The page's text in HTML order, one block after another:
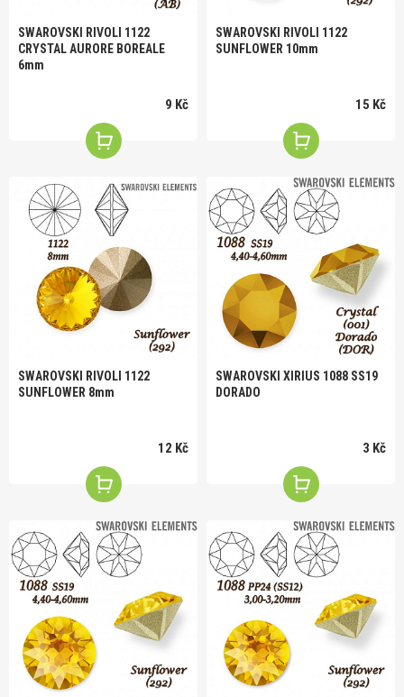
SWAROVSKI RIVOLI 1122
CRYSTAL AURORE BOREALE
6mm
9 Kč
SWAROVSKI RIVOLI 1122
SUNFLOWER 10mm
15 Kč
SWAROVSKI RIVOLI 1122
SUNFLOWER 8mm
12 Kč
SWAROVSKI XIRIUS 1088 SS19
DORADO
3 Kč